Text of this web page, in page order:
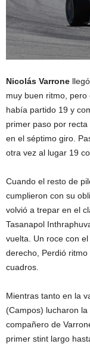
Nicolás Varrone
muy buen ritmo,
había partido 19 y
primer paso por
en el séptimo giro.
otra vez al lugar 19
Cuando el resto de
cumplieron con su
volvió a trepar en el
Tasanapol
vuelta. Un roce con
derecho, Perdió
cuadros.
Mientras tanto en la
(Campos) lucharon la
compañero de
primer stint largo